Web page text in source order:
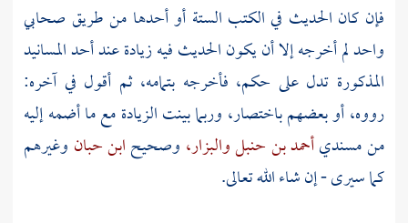
فإن كان الحديث في الكتب الستة أو أحدها من طريق صحابي
واحد لم أخرجه إلا أن يكون الحديث فيه زيادة عند أحد المسانيد
المذكورة تدل على حكم، فأخرجه بتمامه، ثم أقول في آخره:
رووه، أو بعضهم باختصار، وربما بينت الزيادة مع ما أضمه إليه
من مسنديأحمد بن حنبلوالبزار، وصحيحابن حبان وغيرهم
كما سيرى - إن شاء الله تعالى.